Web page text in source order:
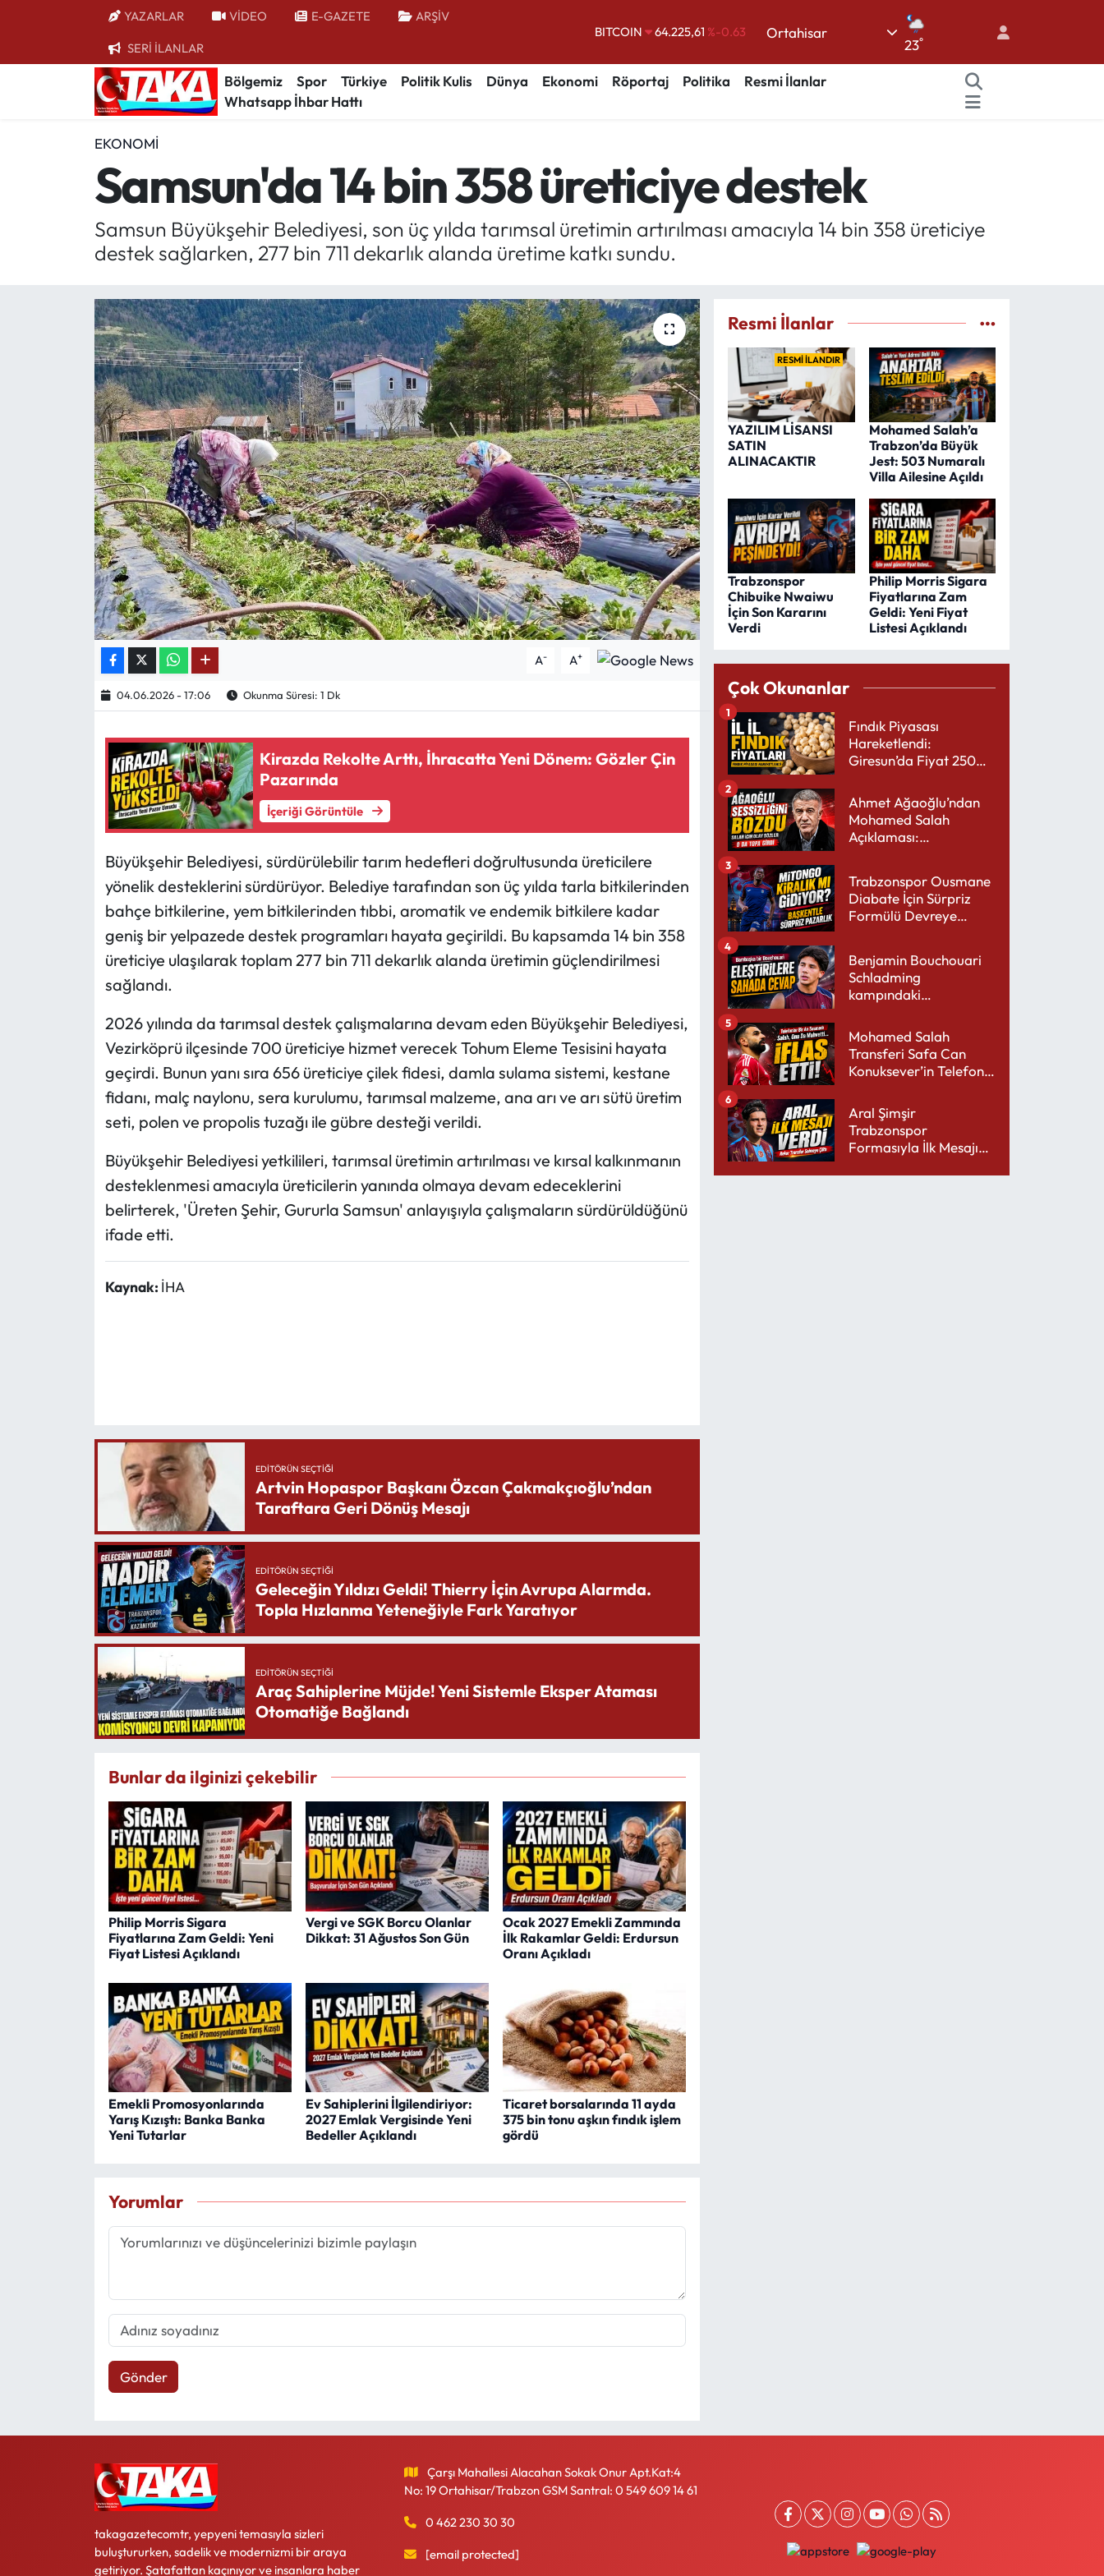
YAZARLAR VİDEO E-GAZETE ARŞİV
SERİ İLANLAR
BITCOIN 64.225,61 %-0.63
DOLAR 47,6704%0
EURO
55,0406 %-0.08
BİST100
13.799 %70
Ortahisar
23°
Bölgemiz Spor Türkiye Politik Kulis Dünya Ekonomi Röportaj Politika
Resmi İlanlar
Whatsapp İhbar Hattı
EKONOMI
Samsun'da 14 bin 358 üreticiye destek
Samsun Büyükşehir Belediyesi, son üç yılda tarımsal üretimin artırılması amacıyla 14 bin 358 üreticiye
destek sağlarken, 277 bin 711 dekarlık alanda üretime katkı sundu.
A- A+
04.06.2026 - 17:06 Okunma Süresi: 1 Dk
Kirazda Rekolte Arttı, İhracatta Yeni Dönem: Gözler Çin
Pazarında
İçeriği Görüntüle
Büyükşehir Belediyesi, sürdürülebilir tarım hedefleri doğrultusunda üreticilere
yönelik desteklerini sürdürüyor. Belediye tarafından son üç yılda tarla bitkilerinden
bahçe bitkilerine, yem bitkilerinden tıbbi, aromatik ve endemik bitkilere kadar
geniş bir yelpazede destek programları hayata geçirildi. Bu kapsamda 14 bin 358
üreticiye ulaşılarak toplam 277 bin 711 dekarlık alanda üretimin güçlendirilmesi
sağlandı.
2026 yılında da tarımsal destek çalışmalarına devam eden Büyükşehir Belediyesi,
Vezirköprü ilçesinde 700 üreticiye hizmet verecek Tohum Eleme Tesisini hayata
geçirdi. Bunun yanı sıra 656 üreticiye çilek fidesi, damla sulama sistemi, kestane
fidanı, malç naylonu, sera kurulumu, tarımsal malzeme, ana arı ve arı sütü üretim
seti, polen ve propolis tuzağı ile gübre desteği verildi.
Büyükşehir Belediyesi yetkilileri, tarımsal üretimin artırılması ve kırsal kalkınmanın
desteklenmesi amacıyla üreticilerin yanında olmaya devam edeceklerini
belirterek, 'Üreten Şehir, Gururla Samsun' anlayışıyla çalışmaların sürdürüldüğünü
ifade etti.
Kaynak: İHA
EDITÖRÜN SEÇTIĞI
Artvin Hopaspor Başkanı Özcan Çakmakçıoğlu’ndan
Taraftara Geri Dönüş Mesajı
EDITÖRÜN SEÇTIĞI
Geleceğin Yıldızı Geldi! Thierry İçin Avrupa Alarmda.
Topla Hızlanma Yeteneğiyle Fark Yaratıyor
EDITÖRÜN SEÇTIĞI
Araç Sahiplerine Müjde! Yeni Sistemle Eksper Ataması
Otomatiğe Bağlandı
Bunlar da ilginizi çekebilir
Philip Morris Sigara
Fiyatlarına Zam Geldi: Yeni
Fiyat Listesi Açıklandı
Vergi ve SGK Borcu Olanlar
Dikkat: 31 Ağustos Son Gün
Ocak 2027 Emekli Zammında
İlk Rakamlar Geldi: Erdursun
Oranı Açıkladı
Emekli Promosyonlarında
Yarış Kızıştı: Banka Banka
Yeni Tutarlar
Ev Sahiplerini İlgilendiriyor:
2027 Emlak Vergisinde Yeni
Bedeller Açıklandı
Ticaret borsalarında 11 ayda
375 bin tonu aşkın fındık işlem
gördü
Yorumlar
Gönder
Resmi İlanlar
RESMİ İLANDIR
YAZILIM LİSANSI
SATIN
ALINACAKTIR
Mohamed Salah’a
Trabzon’da Büyük
Jest: 503 Numaralı
Villa Ailesine Açıldı
Trabzonspor
Chibuike Nwaiwu
İçin Son Kararını
Verdi
Philip Morris Sigara
Fiyatlarına Zam
Geldi: Yeni Fiyat
Listesi Açıklandı
Çok Okunanlar
Fındık Piyasası
Hareketlendi:
Giresun’da Fiyat 250
1
Ahmet Ağaoğlu’ndan
Mohamed Salah
Açıklaması:
Yakışır
2
Trabzonspor Ousmane
Diabate İçin Sürpriz
Formülü Devreye
3
Benjamin Bouchouari
Schladming
kampındaki
4
Mohamed Salah
Transferi Safa Can
Konuksever’in Telefon
5
Aral Şimşir
Trabzonspor
Formasıyla İlk Mesajını
6
takagazetecomtr, yepyeni temasıyla sizleri
buluştururken, sadelik ve modernizmi bir araya
getiriyor. Şatafattan kaçınıyor ve insanlara haber
Çarşı Mahallesi Alacahan Sokak Onur Apt.Kat:4
No: 19 Ortahisar/Trabzon GSM Santral: 0 549 609 14 61
0 462 230 30 30
[email protected]
Bölgemiz
Kültür/Sanat
Magazin
Mektup Galeri
Röportaj
Manşet
Köşe Yazıları
Karikatür Galeri
ASTROLOJİ
Spor Yazıları
Trabzon Nöbetçi Eczaneler
Trabzon Hava Durumu
Trabzon Trafik Yoğunluk Haritası
Süper Lig Puan Durumu ve Fikstür
Tüm Manşetler
Haber Arşivi